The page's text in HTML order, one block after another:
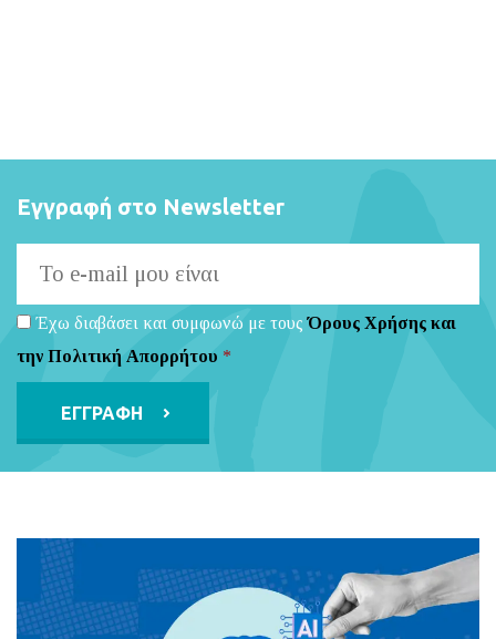
Εγγραφή στο Newsletter
Έχω διαβάσει και συμφωνώ με τουςΌρους Χρήσης και
την Πολιτική Απορρήτου *